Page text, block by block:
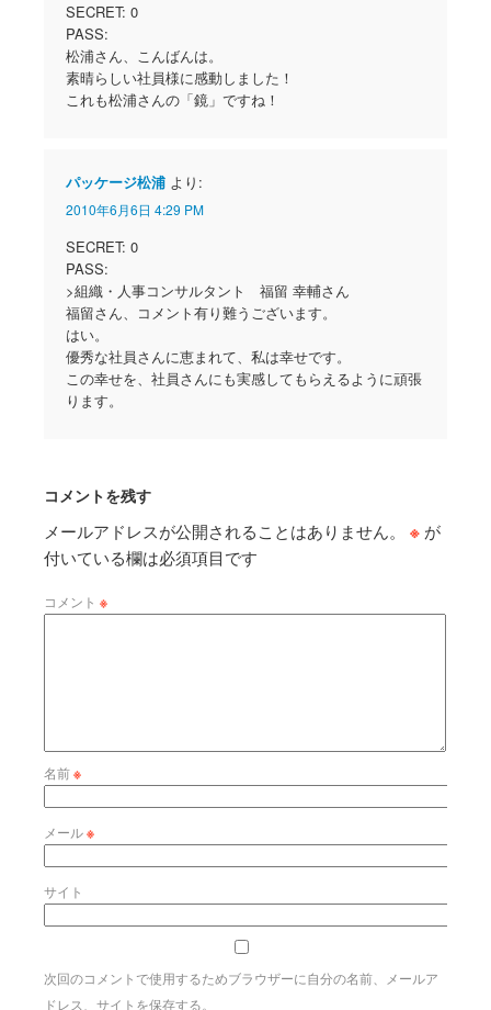
SECRET: 0
PASS:
松浦さん、こんばんは。
素晴らしい社員様に感動しました！
これも松浦さんの「鏡」ですね！
パッケージ松浦 より:
2010年6月6日 4:29 PM
SECRET: 0
PASS:
>組織・人事コンサルタント 福留 幸輔さん
福留さん、コメント有り難うございます。
はい。
優秀な社員さんに恵まれて、私は幸せです。
この幸せを、社員さんにも実感してもらえるように頑張
ります。
コメントを残す
メールアドレスが公開されることはありません。 ※ が
付いている欄は必須項目です
コメント ※
名前※
メール※
サイト
次回のコメントで使用するためブラウザーに自分の名前、メールア
ドレス、サイトを保存する。